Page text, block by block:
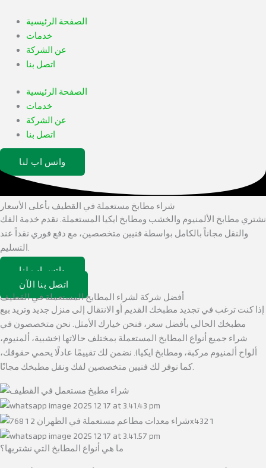
content
الصفحة الرئيسية
خدمات
عن الشركة
اتصل بنا
الصفحة الرئيسية
خدمات
عن الشركة
اتصل بنا
واتس اب لنا
شراء مطابخ مستعملة في القطيف بأعلى الأسعار
نشتري مطابخ الألمنيوم والخشب ومطابخ ايكيا المستعملة. نقدم خدمة الفك
والنقل مجاناً بالكامل بواسطة فنيين متخصصين، مع دفع فوري نقداً عند
واتس اب لنا
اتصل بنا الآن
أفضل شركة لشراء المطابخ المستعملة في القطيف
إذا كنت ترغب في تجديد مطبخك القديم أو الانتقال إلى منزل جديد وتريد بيع
مطبخك الحالي بأفضل سعر، فنحن خيارك الأمثل. نحن متخصصون في
شراء جميع أنواع المطابخ المستعملة بمختلف حالاتها (خشبية، ألمنيوم،
ألواح ألمنيوم مركبة، ومطابخ ايكيا). نضمن لك تقييمًا عادلًا يحمي حقوقك،
كما نوفر لك فنيين متخصصين لفك ونقل مطبخك مجانًا.
ما هي أنواع المطابخ التي نشتريها؟